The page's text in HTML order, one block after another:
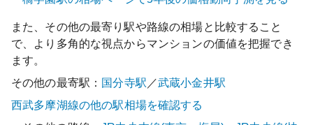
また、その他の最寄り駅や路線の相場と比較すること
で、より多角的な視点からマンションの価値を把握でき
ます。
その他の最寄駅： 国分寺駅 ／武蔵小金井駅
西武多摩湖線の他の駅相場を確認する